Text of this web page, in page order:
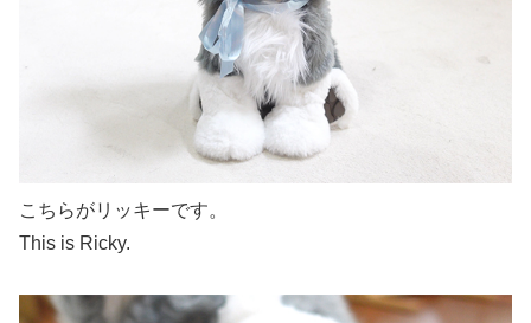
こちらがリッキーです。
This is Ricky.